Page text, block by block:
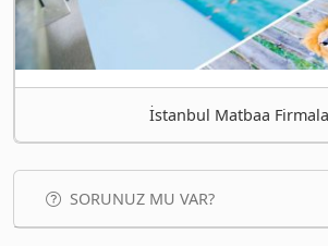
İstanbul Matbaa
SORUNUZ MU VAR?